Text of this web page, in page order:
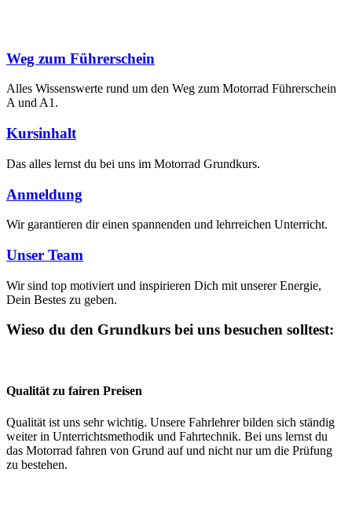
Weg zum Führerschein
Alles Wissenswerte rund um den Weg zum Motorrad Führerschein
A und A1.
Kursinhalt
Das alles lernst du bei uns im Motorrad Grundkurs.
Anmeldung
Wir garantieren dir einen spannenden und lehrreichen Unterricht.
Unser Team
Wir sind top motiviert und inspirieren Dich mit unserer Energie,
Dein Bestes zu geben.
Wieso du den Grundkurs bei uns besuchen solltest:
Qualität zu fairen Preisen
Qualität ist uns sehr wichtig. Unsere Fahrlehrer bilden sich ständig
weiter in Unterrichtsmethodik und Fahrtechnik. Bei uns lernst du
das Motorrad fahren von Grund auf und nicht nur um die Prüfung
zu bestehen.